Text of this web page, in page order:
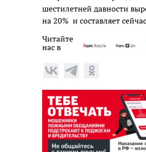
шестилетней давности
на 20% и составляет
Читайте
нас в